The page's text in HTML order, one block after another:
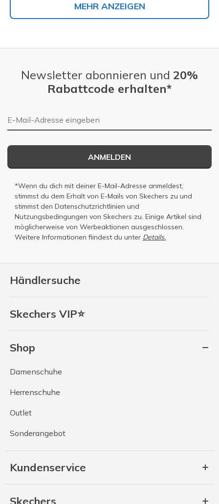
MEHR ANZEIGEN
Händlersuche
Skechers VIP⭐
Shop
Damenschuhe
Herrenschuhe
Outlet
Sonderangebot
Kundenservice
Skechers
Newsletter abonnieren und 20%
Rabattcode erhalten*
E-Mail-Adresse
ANMELDEN
*Wenn du dich mit deiner E-Mail-Adresse anmeldest,
stimmst du dem Erhalt von E-Mails von Skechers zu und
stimmst den Datenschutzrichtlinien und
Nutzungsbedingungen von Skechers zu. Einige Artikel sind
möglicherweise von Werbeaktionen ausgeschlossen.
Weitere Informationen fiindest du unter Details.